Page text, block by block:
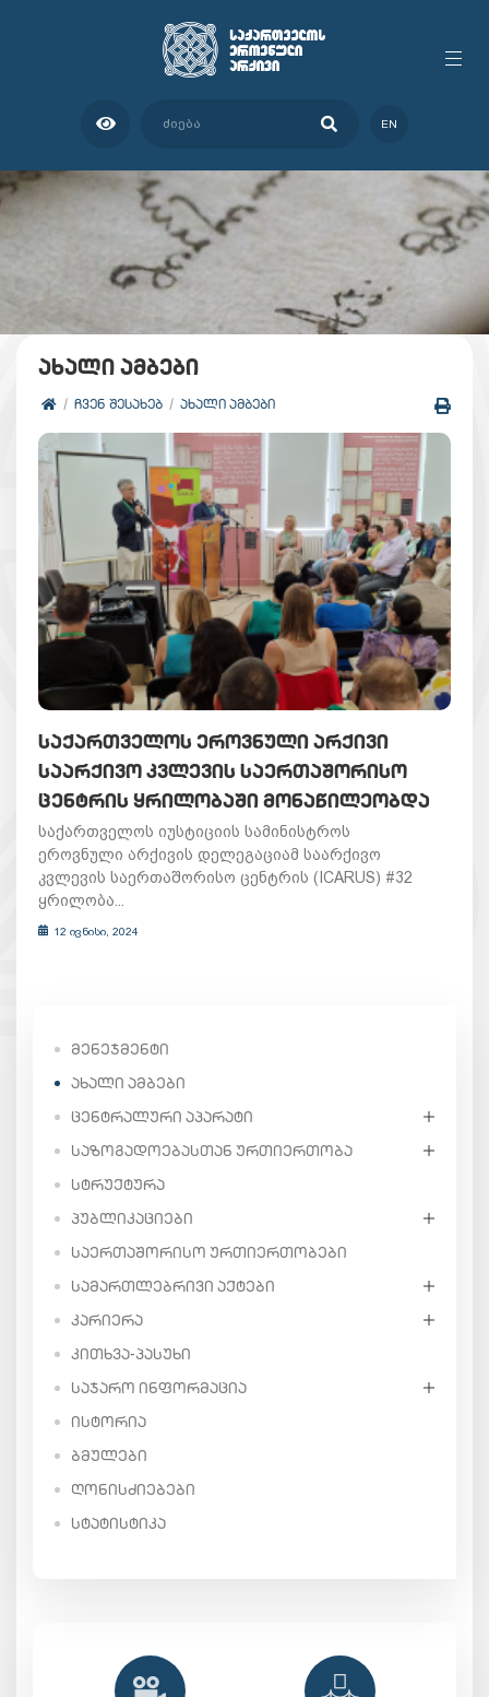
EN
ახალი ამბები
ᲩᲕᲔᲜ ᲨᲔᲡᲐᲮᲔᲑ ᲐᲮᲐᲚᲘ ᲐᲛᲑᲔᲑᲘ
ᲡᲐᲥᲐᲠᲗᲕᲔᲚᲝᲡ ᲔᲠᲝᲕᲜᲣᲚᲘ ᲐᲠᲥᲘᲕᲘ
ᲡᲐᲐᲠᲥᲘᲕᲝ ᲙᲕᲚᲔᲕᲘᲡ ᲡᲐᲔᲠᲗᲐᲨᲝᲠᲘᲡᲝ
ᲪᲔᲜᲢᲠᲘᲡ ᲧᲠᲘᲚᲝᲑᲐᲨᲘ ᲛᲝᲜᲐᲬᲘᲚᲔᲝᲑᲓᲐ
საქართველოს იუსტიციის სამინისტროს
ეროვნული არქივის დელეგაციამ საარქივო
კვლევის საერთაშორისო ცენტრის (ICARUS) #32
ყრილობა...
12 ივნისი, 2024
ᲛᲔᲜᲔᲯᲛᲔᲜᲢᲘ
ᲐᲮᲐᲚᲘ ᲐᲛᲑᲔᲑᲘ
ᲪᲔᲜᲢᲠᲐᲚᲣᲠᲘ ᲐᲞᲐᲠᲐᲢᲘ
ᲡᲐᲖᲝᲒᲐᲓᲝᲔᲑᲐᲡᲗᲐᲜ ᲣᲠᲗᲘᲔᲠᲗᲝᲑᲐ
ᲡᲢᲠᲣᲥᲢᲣᲠᲐ
ᲞᲣᲑᲚᲘᲙᲐᲪᲘᲔᲑᲘ
ᲡᲐᲔᲠᲗᲐᲨᲝᲠᲘᲡᲝ ᲣᲠᲗᲘᲔᲠᲗᲝᲑᲔᲑᲘ
ᲡᲐᲛᲐᲠᲗᲚᲔᲑᲠᲘᲕᲘ ᲐᲥᲢᲔᲑᲘ
ᲙᲐᲠᲘᲔᲠᲐ
ᲙᲘᲗᲮᲕᲐ-ᲞᲐᲡᲣᲮᲘ
ᲡᲐᲯᲐᲠᲝ ᲘᲜᲤᲝᲠᲛᲐᲪᲘᲐ
ᲘᲡᲢᲝᲠᲘᲐ
ᲑᲛᲣᲚᲔᲑᲘ
ᲦᲝᲜᲘᲡᲫᲘᲔᲑᲔᲑᲘ
ᲡᲢᲐᲢᲘᲡᲢᲘᲙᲐ